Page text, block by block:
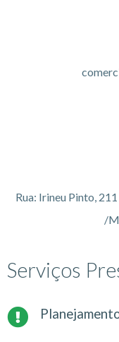
Rua: Irineu Pinto,
/
Serviços